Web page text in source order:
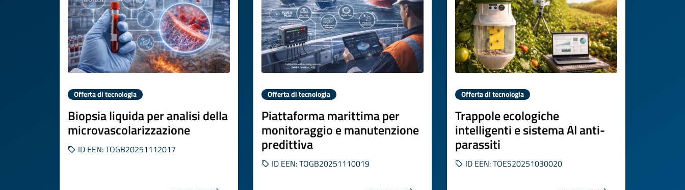
Offerta di tecnologia
Biopsia liquida per analisi della
microvascolarizzazione
ID EEN: TOGB20251112017
Offerta di tecnologia
Piattaforma marittima per
monitoraggio e manutenzione
predittiva
ID EEN: TOGB20251110019
Offerta di tecnologia
Trappole ecologiche
intelligenti e sistema AI anti-
parassiti
ID EEN: TOES20251030020